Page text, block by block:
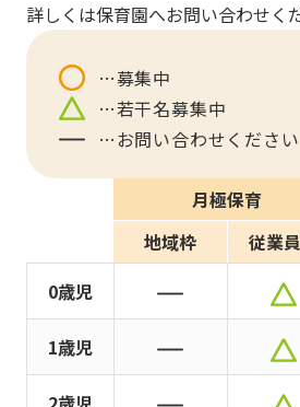
保育園見学
入園の概要
子育てひろばのご紹介
写真販売サービス
お仕事をお探しの方
よくあるご質問
詳しくは保育園へお問い合わせく
募集中
若干名募集中
お問い合わせください
月極保育
地域枠
従業
0歳児
1歳児